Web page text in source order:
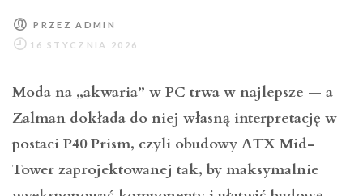
PRZEZADMIN
Moda na „akwaria” w PC trwa w najlepsze — a
Zalman dokłada do niej własną interpretację w
postaci P40 Prism, czyli obudowy ATX Mid-
Tower zaprojektowanej tak, by maksymalnie